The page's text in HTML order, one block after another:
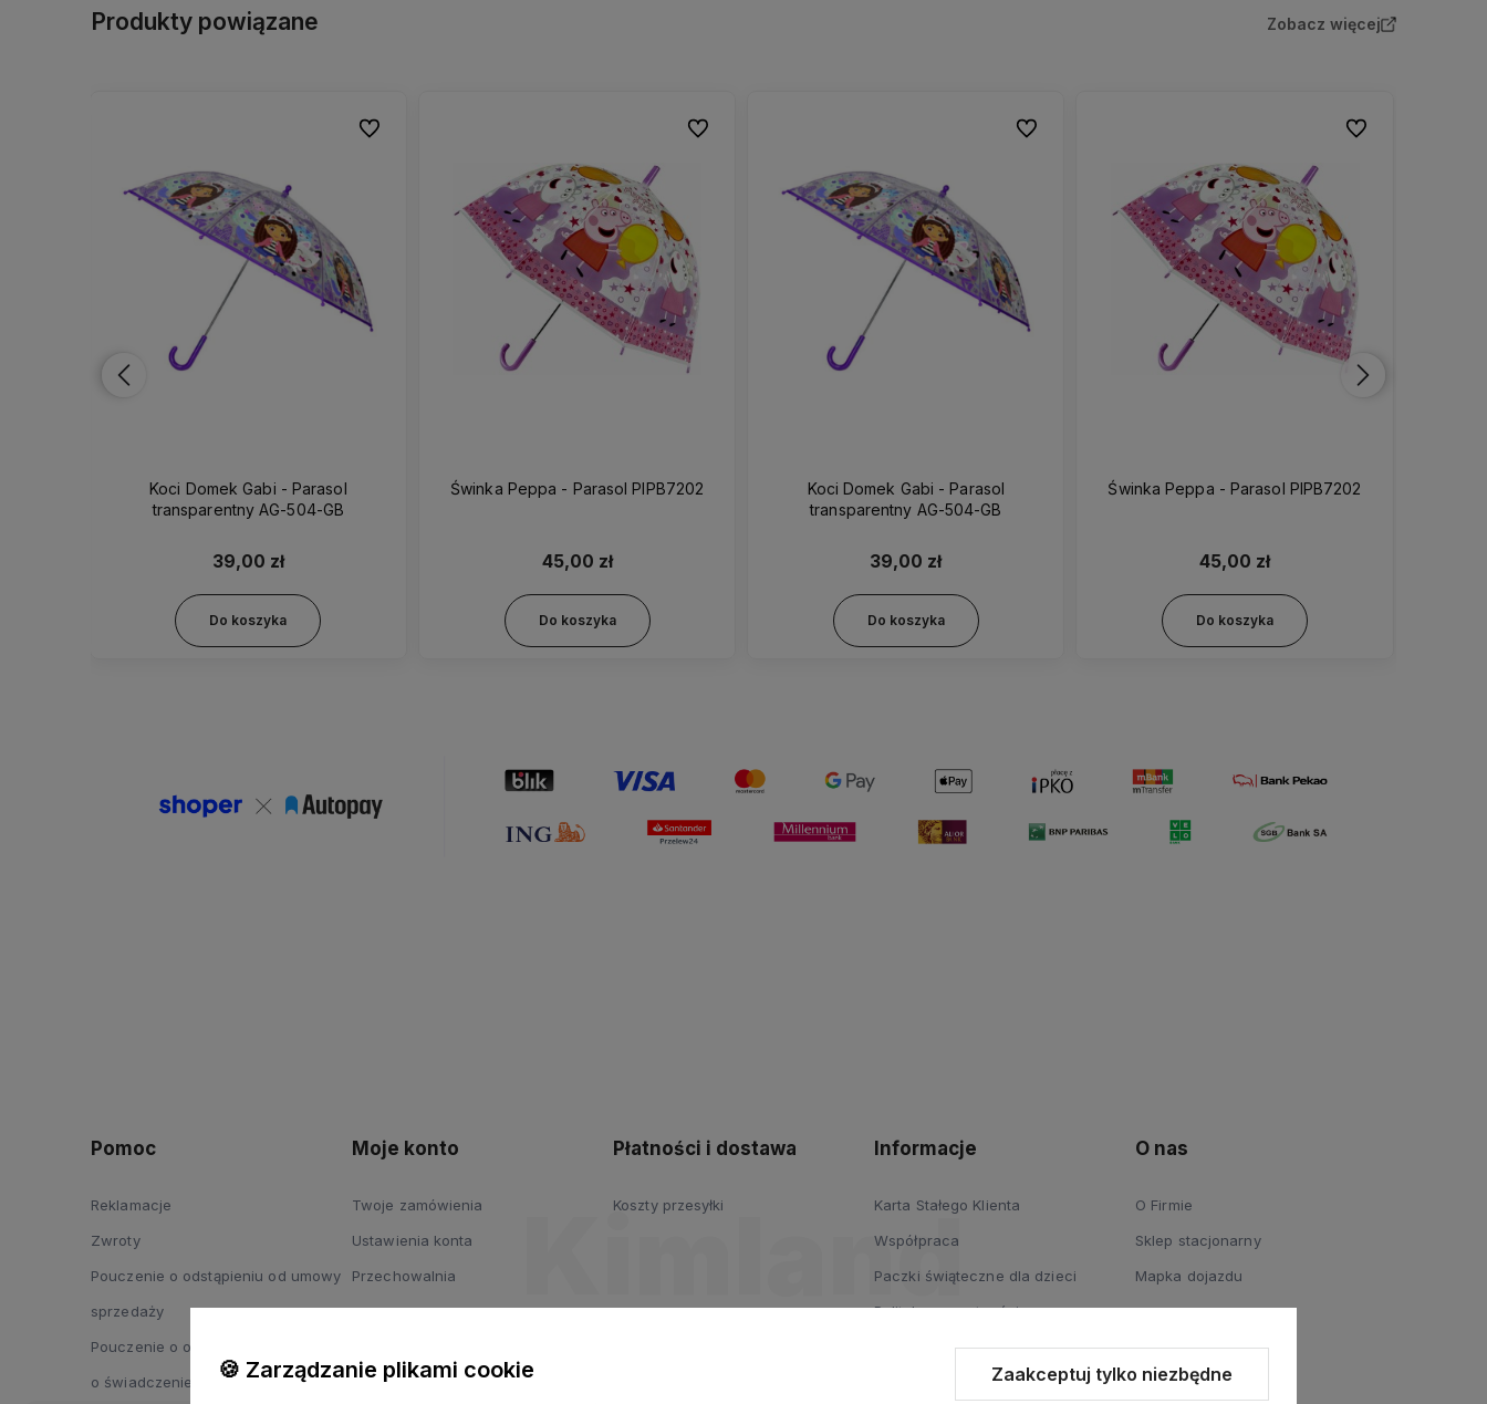
Produkty powiązane Zobacz więcej
Koci Domek Gabi - Parasol
transparentny AG-504-GB
39,00 zł
Do koszyka
Do ulubionych
Świnka Peppa - Parasol PIPB7202
45,00 zł
Do koszyka
Do ulubionych
Koci Domek Gabi - Parasol
transparentny AG-504-GB
39,00 zł
Do koszyka
Do ulubionych
Świnka Peppa - Parasol PIPB7202
45,00 zł
Do koszyka
Do ulubionych
Pomoc
Reklamacje
Zwroty
Pouczenie o odstąpieniu od umowy
sprzedaży
Pouczenie o odstąpieniu od umowy
o świadczenie usług
Moje konto
Twoje zamówienia
Ustawienia konta
Przechowalnia
Płatności i dostawa
Koszty przesyłki
Informacje
Karta Stałego Klienta
Współpraca
Paczki świąteczne dla dzieci
Polityka prywatności
O nas
O Firmie
Sklep stacjonarny
Mapka dojazdu
🍪 Zarządzanie plikami cookie Zaakceptuj tylko niezbędne